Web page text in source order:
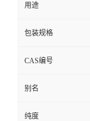
用途
包装规格
CAS编号
别名
纯度